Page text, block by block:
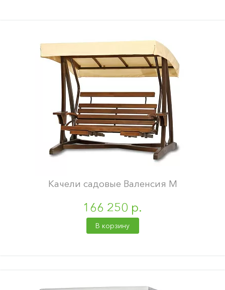
Качели садовые Валенсия М
166 250 р.
В корзину